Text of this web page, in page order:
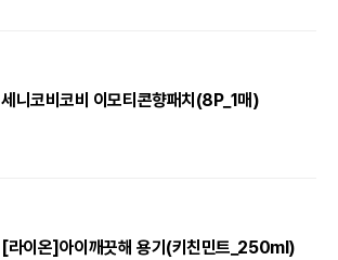
세니코비코비 이모티콘향패치(8P_1매)
[라이온]아이깨끗해 용기(키친민트_250ml)